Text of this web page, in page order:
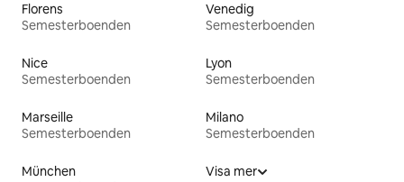
Florens
Semesterboenden
Venedig
Semesterboenden
Nice
Semesterboenden
Lyon
Semesterboenden
Marseille
Semesterboenden
Milano
Semesterboenden
München
Visa mer